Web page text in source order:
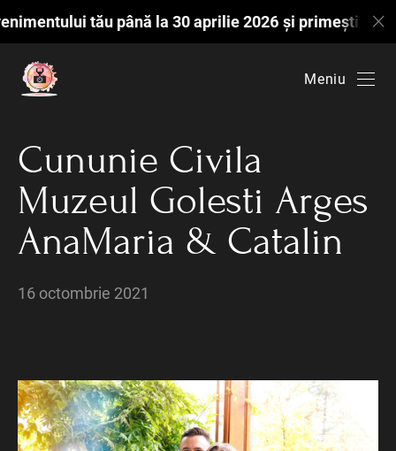
tău până la 30 aprilie 2026 și primești o
Meniu
Cununie Civila
Muzeul Golesti Arges
AnaMaria & Catalin
16 octombrie 2021